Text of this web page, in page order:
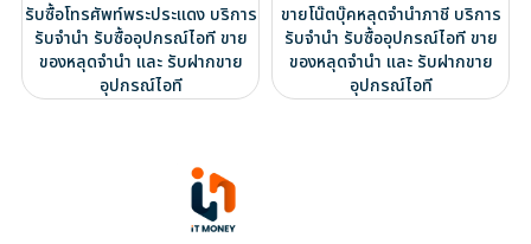
รับซื้อโทรศัพท์พระประแดง บริการ
รับจำนำ รับซื้ออุปกรณ์ไอที ขาย
ของหลุดจำนำ และ รับฝากขาย
อุปกรณ์ไอที
ขายโน๊ตบุ๊คหลุดจำนำภาชี บริการ
รับจำนำ รับซื้ออุปกรณ์ไอที ขาย
ของหลุดจำนำ และ รับฝากขาย
อุปกรณ์ไอที